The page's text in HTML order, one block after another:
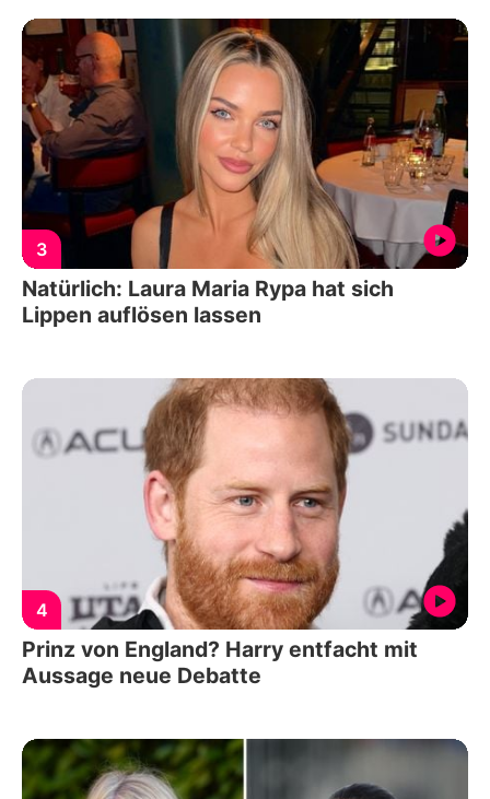
3
Natürlich: Laura Maria Rypa hat sich
Lippen auflösen lassen
4
Prinz von England? Harry entfacht mit
Aussage neue Debatte